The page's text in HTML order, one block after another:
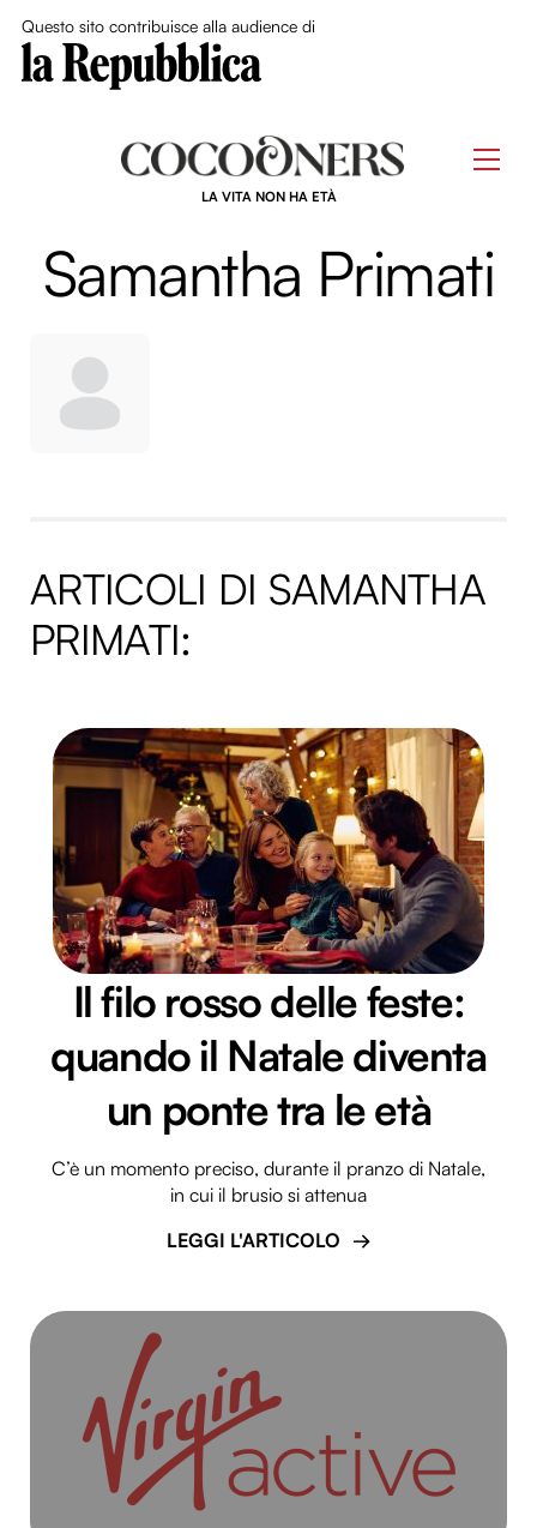
Questo sito contribuisce alla audience di
LA VITA NON HA ETÀ
Samantha Primati
ARTICOLI DI SAMANTHA
PRIMATI:
Il filo rosso delle feste:
quando il Natale diventa
un ponte tra le età
C’è un momento preciso, durante il pranzo di Natale,
in cui il brusio si attenua
LEGGI L'ARTICOLO